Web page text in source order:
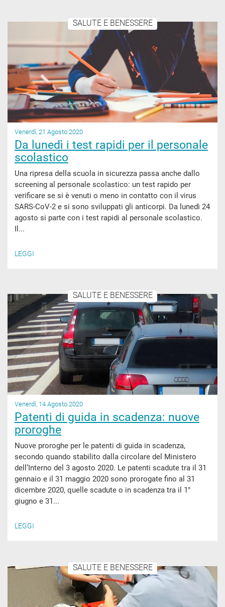
SALUTE E BENESSERE
Venerdì, 21 Agosto 2020
Da lunedì i test rapidi per il personale
scolastico
Una ripresa della scuola in sicurezza passa anche dallo
screening al personale scolastico: un test rapido per
verificare se si è venuti o meno in contatto con il virus
SARS-CoV-2 e si sono sviluppati gli anticorpi. Da lunedì 24
agosto si parte con i test rapidi al personale scolastico.
Il...
LEGGI
SALUTE E BENESSERE
Venerdì, 14 Agosto 2020
Patenti di guida in scadenza: nuove
proroghe
Nuove proroghe per le patenti di guida in scadenza,
secondo quando stabilito dalla circolare del Ministero
dell’Interno del 3 agosto 2020. Le patenti scadute tra il 31
gennaio e il 31 maggio 2020 sono prorogate fino al 31
dicembre 2020, quelle scadute o in scadenza tra il 1°
giugno e 31...
LEGGI
SALUTE E BENESSERE